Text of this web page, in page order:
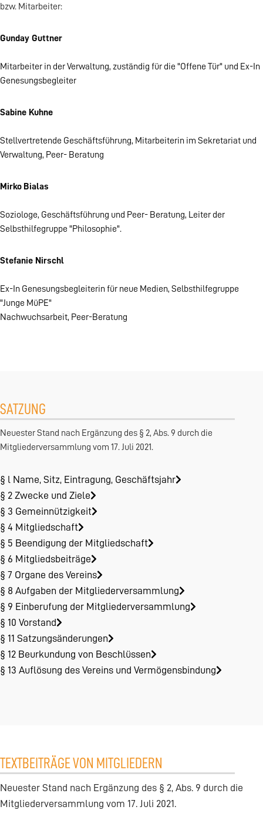
bzw. Mitarbeiter:
Gunday Guttner
Mitarbeiter in der Verwaltung, zuständig für die "Offene Tür" und Ex-In
Genesungsbegleiter
Sabine Kuhne
Stellvertretende Geschäftsführung, Mitarbeiterin im Sekretariat und
Verwaltung, Peer- Beratung
Mirko Bialas
Soziologe, Geschäftsführung und Peer- Beratung, Leiter der
Selbsthilfegruppe "Philosophie".
Stefanie Nirschl
Ex-In Genesungsbegleiterin für neue Medien, Selbsthilfegruppe
"Junge MüPE"
Nachwuchsarbeit, Peer-Beratung
SATZUNG
Neuester Stand nach Ergänzung des § 2, Abs. 9 durch die
Mitgliederversammlung vom 17. Juli 2021.
§ l Name, Sitz, Eintragung, Geschäftsjahr
§ 2 Zwecke und Ziele
§ 3 Gemeinnützigkeit
§ 4 Mitgliedschaft
§ 5 Beendigung der Mitgliedschaft
§ 6 Mitgliedsbeiträge
§ 7 Organe des Vereins
§ 8 Aufgaben der Mitgliederversammlung
§ 9 Einberufung der Mitgliederversammlung
§ 10 Vorstand
§ 11 Satzungsänderungen
§ 12 Beurkundung von Beschlüssen
§ 13 Auflösung des Vereins und Vermögensbindung
TEXTBEITRÄGE VON MITGLIEDERN
Neuester Stand nach Ergänzung des § 2, Abs. 9 durch die
Mitgliederversammlung vom 17. Juli 2021.